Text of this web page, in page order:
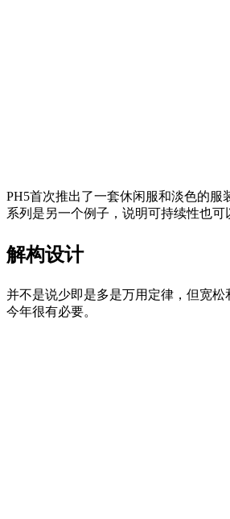
PH5首次推出了一套休闲服和淡色的
系列是另一个例子，说明可持续性也
解构设计
并不是说少即是多是万用定律，但宽
今年很有必要。